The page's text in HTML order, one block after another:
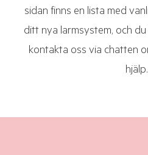
sidan finns en lista med
ditt nya larmsystem, och
kontakta oss via chatten
hjälp.